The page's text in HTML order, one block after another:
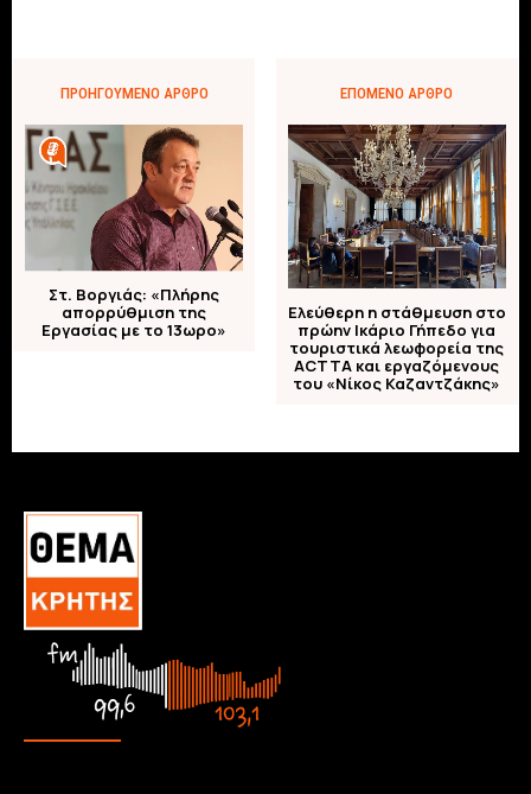
ΠΡΟΗΓΟΎΜΕΝΟ ΆΡΘΡΟ
Στ. Βοργιάς: «Πλήρης
απορρύθμιση της
Εργασίας με το 13ωρο»
ΕΠΌΜΕΝΟ ΆΡΘΡΟ
Ελεύθερη η στάθμευση στο
πρώην Ικάριο Γήπεδο για
τουριστικά λεωφορεία της
ACTTA και εργαζόμενους
του «Νίκος Καζαντζάκης»